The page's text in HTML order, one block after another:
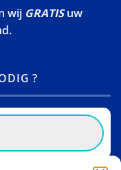
wij GRATISuw
?